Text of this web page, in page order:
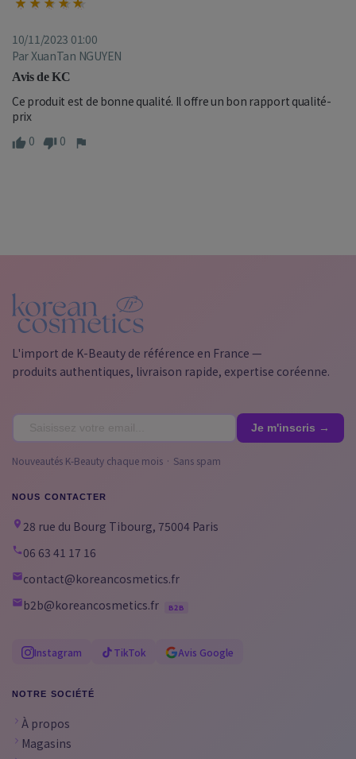
10/11/2023 01:00
Par XuanTan NGUYEN
Avis de KC
Ce produit est de bonne qualité. Il offre un bon rapport qualité-
prix
0
0
L'import de K-Beauty de référence en France —
produits authentiques, livraison rapide, expertise coréenne.
Nouveautés K-Beauty chaque mois · Sans spam
NOUS CONTACTER
28 rue du Bourg Tibourg, 75004 Paris
06 63 41 17 16
contact@koreancosmetics.fr
b2b@koreancosmetics.fr
B2B
Instagram TikTok Avis Google
NOTRE SOCIÉTÉ
À propos
Magasins